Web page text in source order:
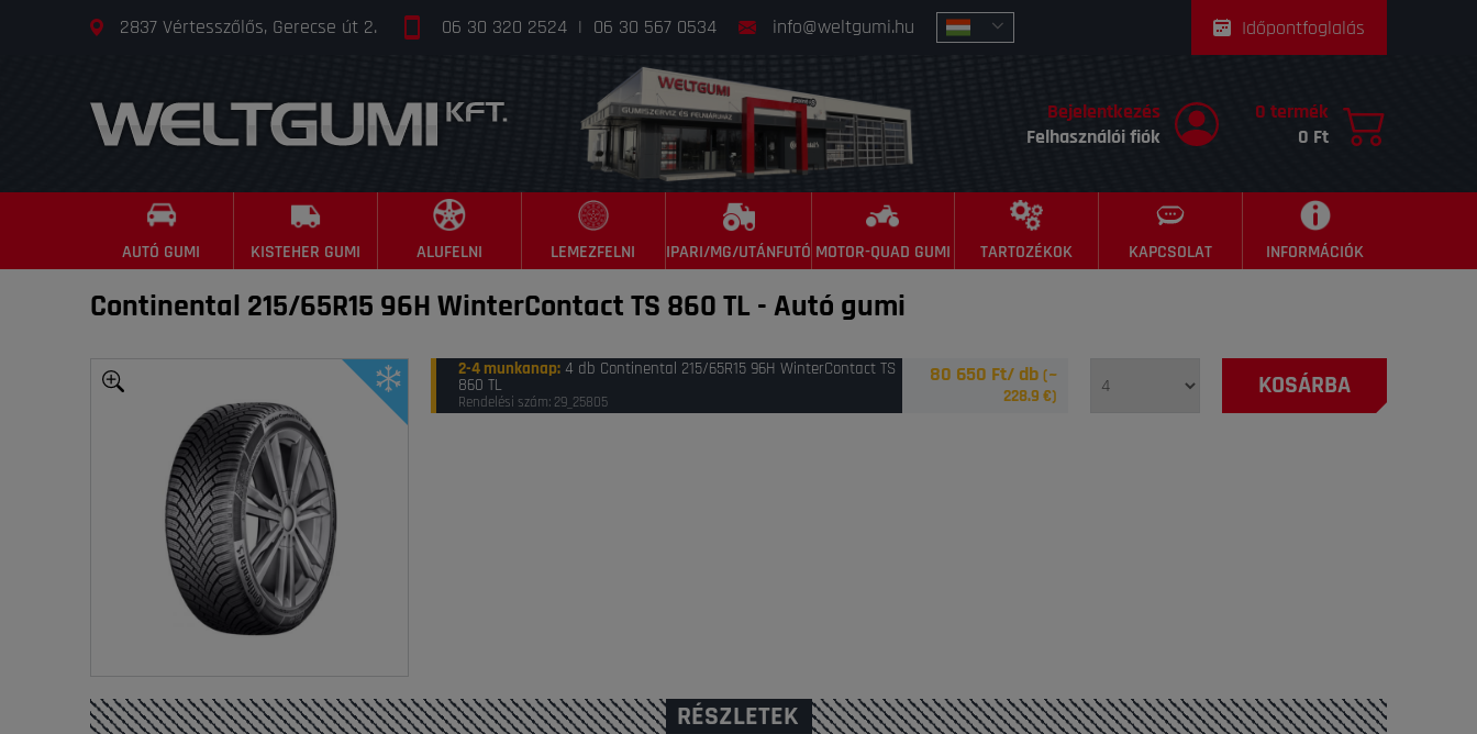
2837 Vértesszőlős, Gerecse út 2. 06 30 320 2524 | 06 30 567 0534 info@weltgumi.hu Időpontfoglalás
Bejelentkezés
Felhasználói fiók
0 termék
0 Ft
AUTÓ GUMI KISTEHER GUMI ALUFELNI LEMEZFELNI IPARI/MG/UTÁNFUTÓ MOTOR-QUAD GUMI TARTOZÉKOK KAPCSOLAT INFORMÁCIÓK
Continental 215/65R15 96H WinterContact TS 860 TL-Autó gumi
2-4 munkanap: 4 db Continental 215/65R15 96H WinterContact TS
860 TL
Rendelési szám: 29_25805
80 650 Ft/ db (~
228.9 €) KOSÁRBA
RÉSZLETEK